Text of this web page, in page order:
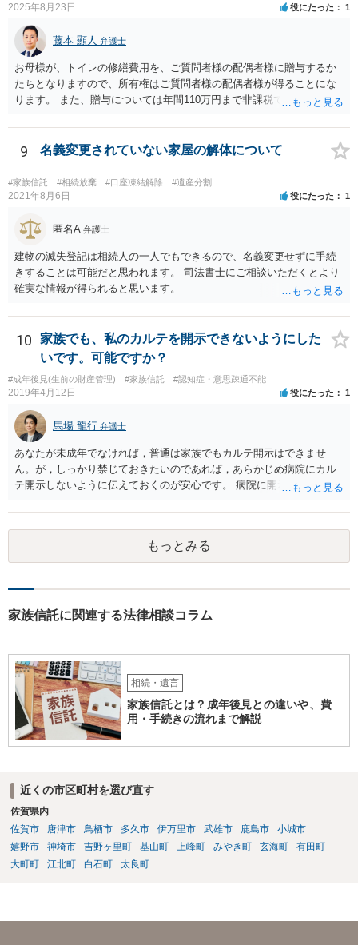
2025年8月23日 役にたった 1
藤本 顯人 弁護士
お母様が、トイレの修繕費用を、ご質問者様の配偶者様に贈与するか
たちとなりますので、所有権はご質問者様の配偶者様が得ることにな
ります。 また、贈与については年間110万円まで非課税であり、トイ
9 名義変更されていない家屋の解体について
#家族信託 #相続放棄 #口座凍結解除 #遺産分割
2021年8月6日 役にたった 1
匿名A 弁護士
建物の滅失登記は相続人の一人でもできるので、名義変更せずに手続
きすることは可能だと思われます。 司法書士にご相談いただくとより
確実な情報が得られると思います。
10
家族でも、私のカルテを開示できないようにした
いです。可能ですか？
#成年後見(生前の財産管理) #家族信託 #認知症・意思疎通不能
2019年4月12日 役にたった 1
馬場 龍行 弁護士
あなたが未成年でなければ，普通は家族でもカルテ開示はできませ
ん。が，しっかり禁じておきたいのであれば，あらかじめ病院にカル
テ開示しないように伝えておくのが安心です。 病院に開示しないよう
可能性は低いのでコストパフォーマンスとしてはどうかなという感じ
がします。
もっとみる
家族信託に関連する法律相談コラム
相続・遺言
家族信託とは？成年後見との違いや、費
用・手続きの流れまで解説
近くの市区町村を選び直す
佐賀県内
佐賀市
唐津市 鳥栖市 多久市 伊万里市 武雄市 鹿島市
小城市
嬉野市
神埼市 吉野ヶ里町 基山町 上峰町 みやき町 玄海町
有田町
大町町
江北町 白石町 太良町